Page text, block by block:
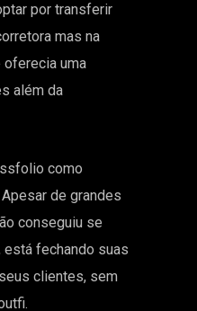
por transferir
mas na
oferecia uma
além da
como
de grandes
conseguiu se
fechando suas
clientes, sem